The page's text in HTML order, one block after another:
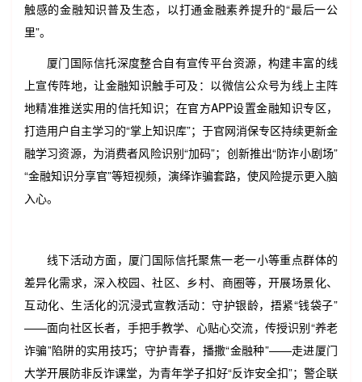
触感的金融知识普及生态，以打通金融素养提升的“最后一公
里”。
厦门国际信托深度整合自有宣传平台资源，构建丰富的线
上宣传阵地，让金融知识触手可及：以微信公众号为线上主阵
地精准推送实用的信托知识；在官方APP设置金融知识专区，
打造用户自主学习的“掌上知识库”；于官网消保专区持续更新金
融学习资源，为消费者风险识别“加码”；创新推出“防诈小剧场”
“金融知识分享官”等短视频，演绎诈骗套路，使风险提示更入脑
入心。
线下活动方面，厦门国际信托聚焦一老一小等重点群体的
差异化需求，深入校园、社区、乡村、商圈等，开展场景化、
互动化、生活化的沉浸式宣教活动：守护银龄，捂紧“钱袋子”
——面向社区长者，手把手教学、心贴心交流，传授识别“养老
诈骗”陷阱的实用技巧；守护青春，播撒“金融种”——走进厦门
大学开展防非反诈课堂，为青年学子扣好“反诈安全扣”；警企联